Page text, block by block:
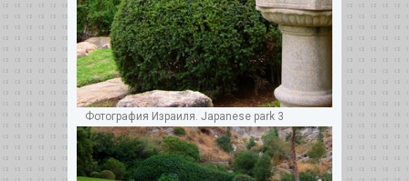
Фотография Израиля. Japanese park 3